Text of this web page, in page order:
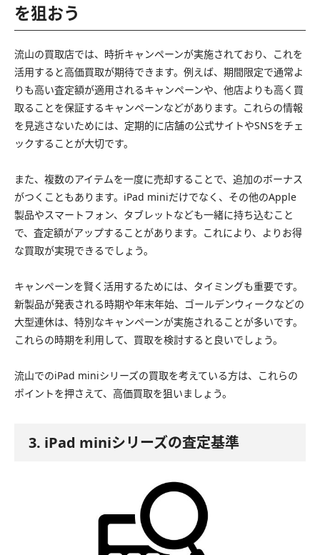
を狙おう
流山の買取店では、時折キャンペーンが実施されており、これを
活用すると高価買取が期待できます。例えば、期間限定で通常よ
りも高い査定額が適用されるキャンペーンや、他店よりも高く買
取ることを保証するキャンペーンなどがあります。これらの情報
を見逃さないためには、定期的に店舗の公式サイトやSNSをチェ
ックすることが大切です。
また、複数のアイテムを一度に売却することで、追加のボーナス
がつくこともあります。iPad miniだけでなく、その他のApple
製品やスマートフォン、タブレットなども一緒に持ち込むこと
で、査定額がアップすることがあります。これにより、よりお得
な買取が実現できるでしょう。
キャンペーンを賢く活用するためには、タイミングも重要です。
新製品が発表される時期や年末年始、ゴールデンウィークなどの
大型連休は、特別なキャンペーンが実施されることが多いです。
これらの時期を利用して、買取を検討すると良いでしょう。
流山でのiPad miniシリーズの買取を考えている方は、これらの
ポイントを押さえて、高価買取を狙いましょう。
3. iPad miniシリーズの査定基準